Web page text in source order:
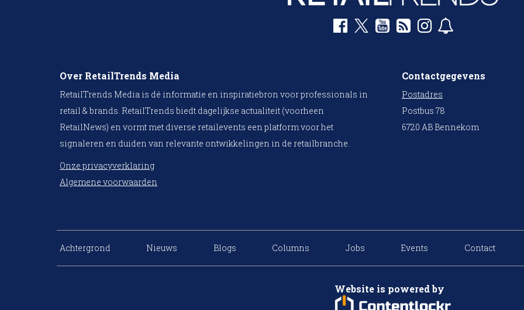
Over RetailTrends Media
RetailTrends Media is dé informatie en inspiratiebron voor professionals in
retail & brands. RetailTrends biedt dagelijkse actualiteit (voorheen
RetailNews) en vormt met diverse retailevents een platform voor het
signaleren en duiden van relevante ontwikkelingen in de retailbranche.
Onze privacyverklaring
Algemene voorwaarden
Contactgegevens
Postadres
Postbus 78
6720 AB Bennekom
Achtergrond Nieuws Blogs Columns Jobs Events Contact
Website is powered by